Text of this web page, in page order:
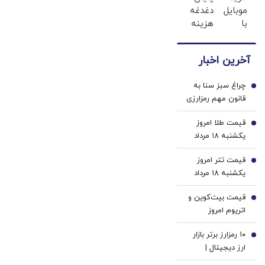
ژل
سفید
خرید40%تخفیف
هویت
موبایل
با
۴ قسط
سود و
کارمزد!
دغدغه
هزینه
پزشکی
سفید
کننده
خانگی
آخرین اخبار
چراغ سبز سنا به
قانون مهم رمزارزی
| ترامپ یک گام تا
پیروزی دوم در بازار
کریپتو | قانون
کلاریتی چیست؟
1
قیمت طلا امروز
یکشنبه ۱۸ مرداد
۱۴۰۵
2
قیمت تتر امروز
یکشنبه ۱۸ مرداد
1405 / کاهش
قیمت تتر
3
قیمت بیت‌کوین و
اتریوم امروز
یکشنبه ۱۸ مرداد
۱۴۰۵/ افزایش
قیمت بیت‌کوین
4
۱۰ رمزارز برتر بازار
ارز دیجیتال |
آلت‌کوین‌ها
5